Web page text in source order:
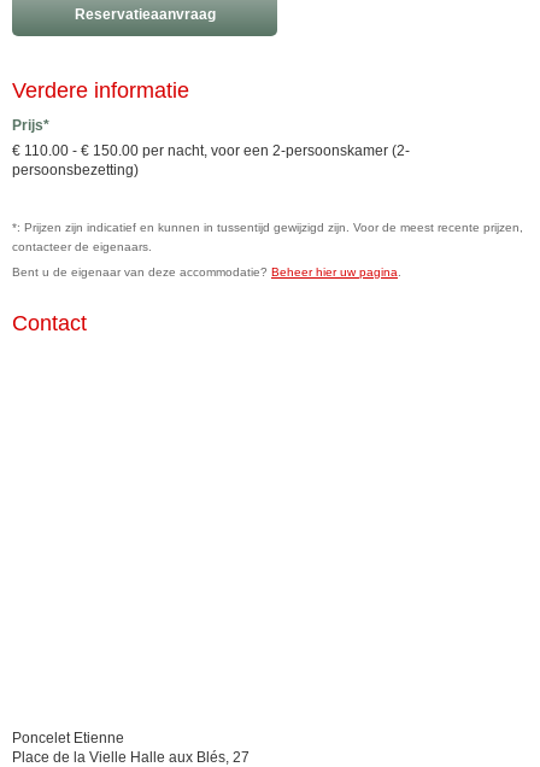
Reservatieaanvraag
Verdere informatie
Prijs*
€ 110.00 - € 150.00 per nacht, voor een 2-persoonskamer (2-
persoonsbezetting)
*: Prijzen zijn indicatief en kunnen in tussentijd gewijzigd zijn. Voor de meest recente prijzen,
contacteer de eigenaars.
Bent u de eigenaar van deze accommodatie? Beheer hier uw pagina
Contact
Poncelet Etienne
Place de la Vielle Halle aux Blés, 27